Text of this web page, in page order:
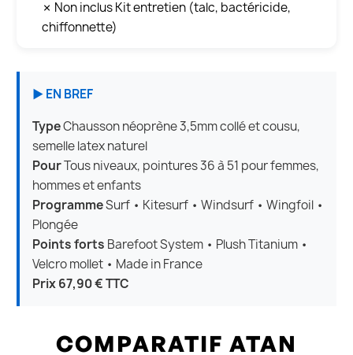
✗ Non inclus Kit entretien (talc, bactéricide,
chiffonnette)
▶ EN BREF
TypeChausson néoprène 3,5mm collé et cousu,
semelle latex naturel
PourTous niveaux, pointures 36 à 51 pour femmes,
hommes et enfants
ProgrammeSurf • Kitesurf • Windsurf • Wingfoil •
Plongée
Points forts Barefoot System • Plush Titanium •
Velcro mollet • Made in France
Prix67,90 € TTC
COMPARATIF ATAN